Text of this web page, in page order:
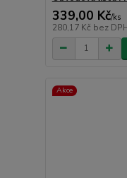
339,00 Kč/ks
280,17 Kč bez
Akce